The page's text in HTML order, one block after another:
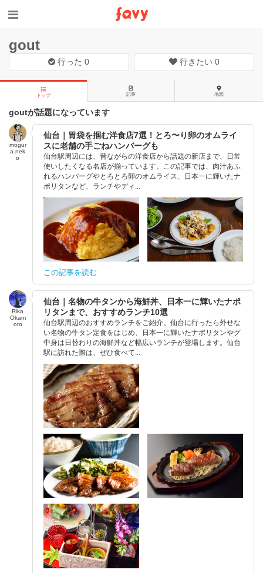
gout
行った0 行きたい 0
トップ 記事 地図
goutが話題になっています
mogur
a.nek
o
仙台｜胃袋を掴む洋食店7選！とろ〜り卵のオムライ
スに老舗の手ごねハンバーグも
仙台駅周辺には、昔ながらの洋食店から話題の新店まで、日常
使いしたくなる名店が揃っています。この記事では、肉汁あふ
れるハンバーグやとろとろ卵のオムライス、日本一に輝いたナ
ポリタンなど、ランチやディ...
この記事を読む
Rika
Okam
oto
仙台｜名物の牛タンから海鮮丼、日本一に輝いたナポ
リタンまで、おすすめランチ10選
仙台駅周辺のおすすめランチをご紹介。仙台に行ったら外せな
い名物の牛タン定食をはじめ、日本一に輝いたナポリタンやグ
中身は日替わりの海鮮丼など幅広いランチが登場します。仙台
駅に訪れた際は、ぜひ食べて...